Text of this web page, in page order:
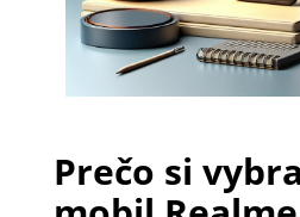
PRÍSLUŠENSTVO
Prečo si